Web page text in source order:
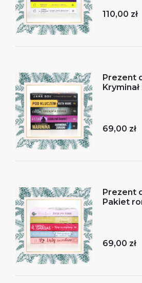
110,00 zł
Prezent
69,00 zł
Prezent
Pakiet
69,00 zł